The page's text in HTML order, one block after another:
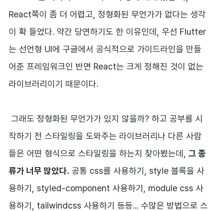
React쪽이 좀 더 어렵고, 정형화된 무언가가 없다는 생각
이 확 들었다. 약간 당연하기도 한 이유인데, 우선 Flutter
는 선언형 UI에 구글에서 공식적으로 가이드라인을 만들
어준 프레임워크인 반면 React는 크게 정해진 것이 없는
라이브러리이기 때문이다.
그래도 정형화된 무언가가 있지 않을까? 하고 공부를 시
작하기 전 스타일링을 도와주는 라이브러리나 다른 사람
들은 어떤 형식으로 스타일링을 하는지 찾아봤는데, 그 종
류가 너무 많았다. 공통 css를 사용하기, style 블록을 사
용하기, styled-component 사용하기, module css 사
용하기, tailwindcss 사용하기 등등... 수많은 방법으로 스